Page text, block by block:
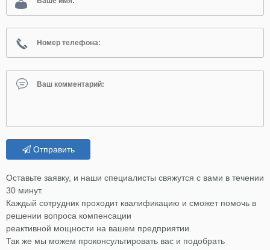
Отправить
Оставьте заявку, и наши специалисты свяжутся с вами в течении
30 минут.
Каждый сотрудник проходит квалификацию и сможет помочь в
решении вопроса компенсации
реактивной мощности на вашем предприятии.
Так же мы можем проконсультировать вас и подобрать